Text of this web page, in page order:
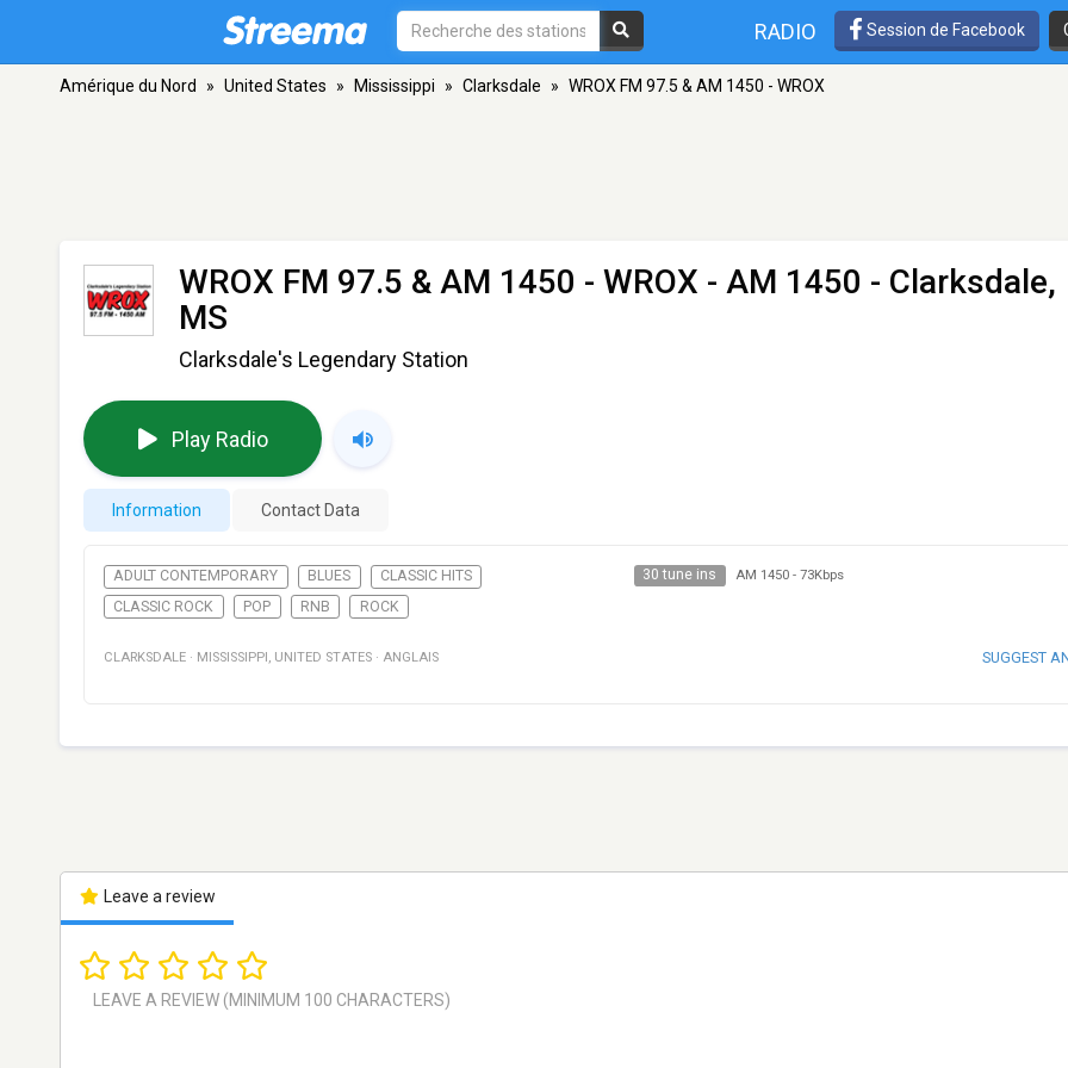
RADIO Session de Facebook
Amérique du Nord » United States » Mississippi » Clarksdale » WROX FM 97.5 & AM 1450 - WROX
WROX FM 97.5 & AM 1450 - WROX - AM 1450 - Clarksdale,
MS
Clarksdale's Legendary Station
Play Radio
Information Contact Data
ADULT CONTEMPORARY BLUES
CLASSIC HITS
CLASSIC ROCK
POP RNB ROCK
30 tune ins AM 1450- 73Kbps
CLARKSDALE · MISSISSIPPI , UNITED STATES · ANGLAIS SUGGEST
Leave a review